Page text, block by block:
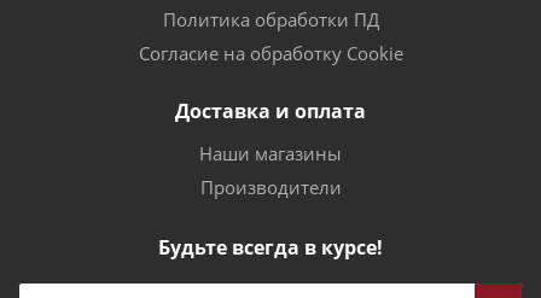
Политика обработки ПД
Согласие на обработку Cookie
Доставка и оплата
Наши магазины
Производители
Будьте всегда в курсе!